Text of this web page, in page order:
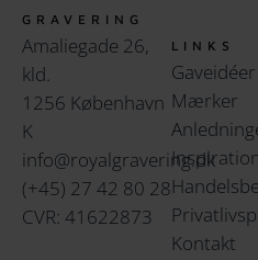
GRAVERING
Amaliegade 26,
kld.
1256 København
K
info@royalgravering.dk
(+45) 27 42 80 28
CVR: 41622873
LINKS
Gaveidéer
Mærker
Kontakt